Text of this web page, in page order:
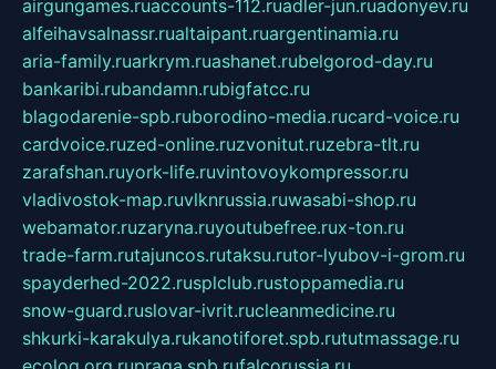
airgungames.ruaccounts-112.ruadler-jun.ruadonyev.ru
alfeihavsalnassr.rualtaipant.ruargentinamia.ru
aria-family.ruarkrym.ruashanet.rubelgorod-day.ru
bankaribi.rubandamn.rubigfatcc.ru
blagodarenie-spb.ruborodino-media.rucard-voice.ru
cardvoice.ruzed-online.ruzvonitut.ruzebra-tlt.ru
zarafshan.ruyork-life.ruvintovoykompressor.ru
vladivostok-map.ruvlknrussia.ruwasabi-shop.ru
webamator.ruzaryna.ruyoutubefree.rux-ton.ru
trade-farm.rutajuncos.rutaksu.rutor-lyubov-i-grom.ru
spayderhed-2022.rusplclub.rustoppamedia.ru
snow-guard.ruslovar-ivrit.rucleanmedicine.ru
shkurki-karakulya.rukanotiforet.spb.rututmassage.ru